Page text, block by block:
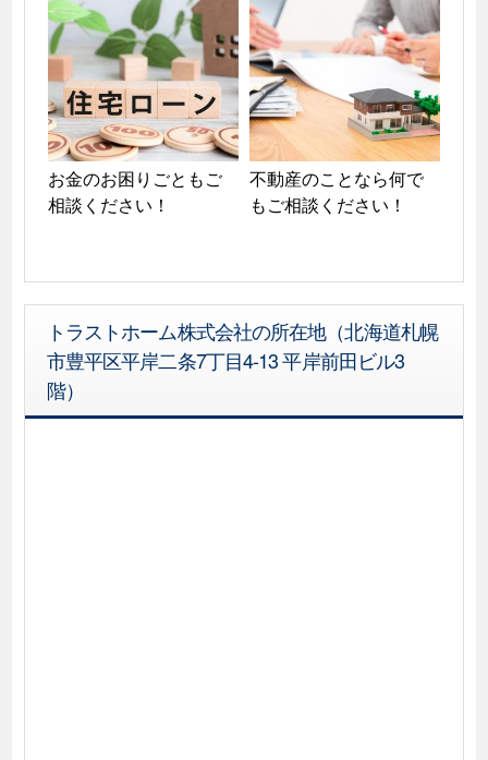
お金のお困りごともご
相談ください！
不動産のことなら何で
もご相談ください！
トラストホーム株式会社の所在地（北海道札幌
市豊平区平岸二条7丁目4-13 平岸前田ビル3
階）